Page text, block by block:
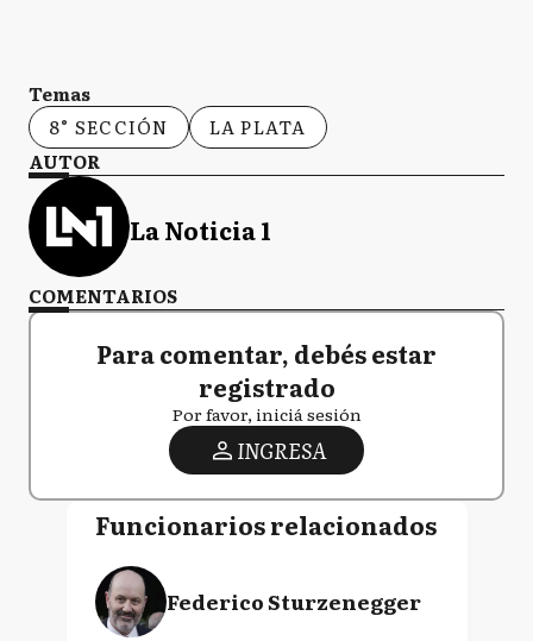
Temas
8° SECCIÓN
LA PLATA
AUTOR
La Noticia 1
COMENTARIOS
Para comentar, debés estar
registrado
Por favor, iniciá sesión
INGRESA
Funcionarios relacionados
Federico Sturzenegger